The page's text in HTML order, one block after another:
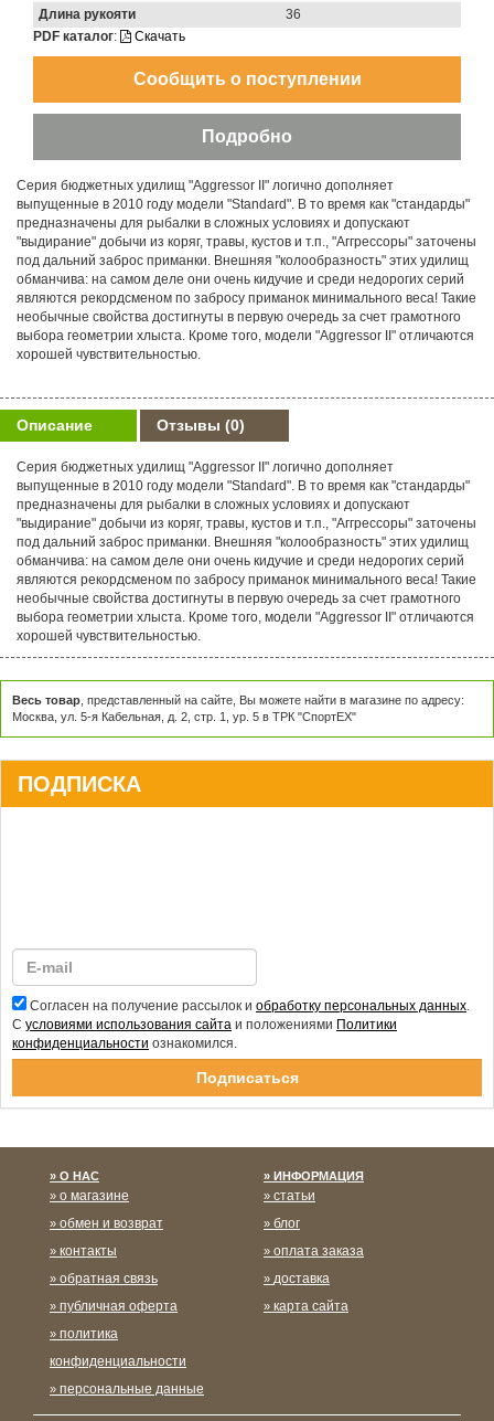
Длина рукояти
36
PDF каталог: Скачать
Серия бюджетных удилищ "Aggressor II" логично дополняет
выпущенные в 2010 году модели "Standard". В то время как "стандарды"
предназначены для рыбалки в сложных условиях и допускают
"выдирание" добычи из коряг, травы, кустов и т.п., "Aггрессоры" заточены
под дальний заброс приманки. Внешняя "колообразность" этих удилищ
обманчива: на самом деле они очень кидучие и среди недорогих серий
являются рекордсменом по забросу приманок минимального веса! Такие
необычные свойства достигнуты в первую очередь за счет грамотного
выбора геометрии хлыста. Кроме того, модели "Aggressor II" отличаются
хорошей чувствительностью.
Описание Отзывы (0)
Серия бюджетных удилищ "Aggressor II" логично дополняет
выпущенные в 2010 году модели "Standard". В то время как "стандарды"
предназначены для рыбалки в сложных условиях и допускают
"выдирание" добычи из коряг, травы, кустов и т.п., "Aггрессоры" заточены
под дальний заброс приманки. Внешняя "колообразность" этих удилищ
обманчива: на самом деле они очень кидучие и среди недорогих серий
являются рекордсменом по забросу приманок минимального веса! Такие
необычные свойства достигнуты в первую очередь за счет грамотного
выбора геометрии хлыста. Кроме того, модели "Aggressor II" отличаются
хорошей чувствительностью.
Весь товар , представленный на сайте, Вы можете найти в магазине по адресу:
Москва, ул. 5-я Кабельная, д. 2, стр. 1, ур. 5 в ТРК "СпортЕХ"
ПОДПИСКА
Согласен на получение рассылок и обработку персональных данных.
С условиями использования сайта и положениями Политики
конфиденциальности ознакомился.
О НАС
о магазине
обмен и возврат
контакты
обратная связь
публичная оферта
политика
конфиденциальности
персональные данные
ИНФОРМАЦИЯ
статьи
блог
оплата заказа
доставка
карта сайта